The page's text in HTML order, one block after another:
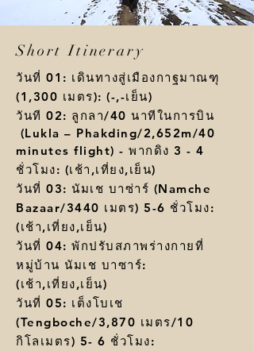
Short Itinerary
วันที่ 01: เดินทางสู่เมืองกาฐมาณฑุ
(1,300 เมตร): (-,-เย็น)
วันที 02: ลูกลา/40 นาทีในการบิน
(Lukla – Phakding/2,652m/40
minutes flight) - พากดิง 3 - 4
ชั่วโมง: (เช้า,เที่ยง,เย็น)
วันที่ 03: นัมเช บาซ่าร์ (Namche
Bazaar/3440 เมตร) 5-6 ชั่วโมง:
(เช้า,เที่ยง,เย็น)
วันที่ 04: พักปรับสภาพร่างกายที่
หมู่บ้าน นัมเช บาซาร์:
(เช้า,เที่ยง,เย็น)
วันที่ 05: เต็งโบเช
(Tengboche/3,870 เมตร/10
กิโลเมตร) 5- 6 ชั่วโมง: